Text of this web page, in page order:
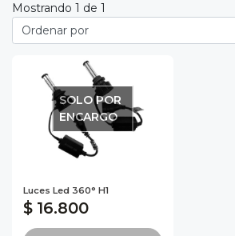
Mostrando 1 de 1
SOLO POR
ENCARGO
Luces Led 360° H1
$ 16.800